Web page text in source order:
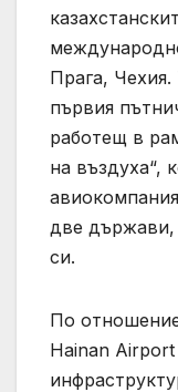
Прага,
първия
работещ в
на въздуха“,
две държави,
си.
По
Hainan